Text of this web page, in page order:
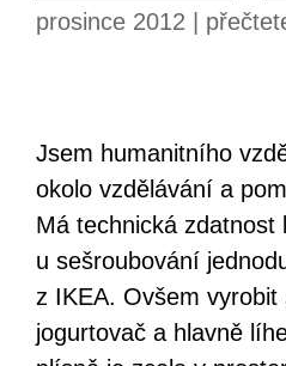
prosince 2012 |
Jsem humanitního
okolo vzdělávání a
Má technická zdatnost
u sešroubování
z IKEA. Ovšem
jogurtovač a hlavně